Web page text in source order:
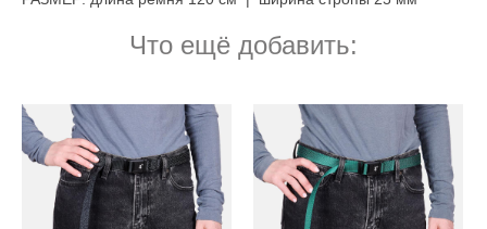
Что ещё добавить: